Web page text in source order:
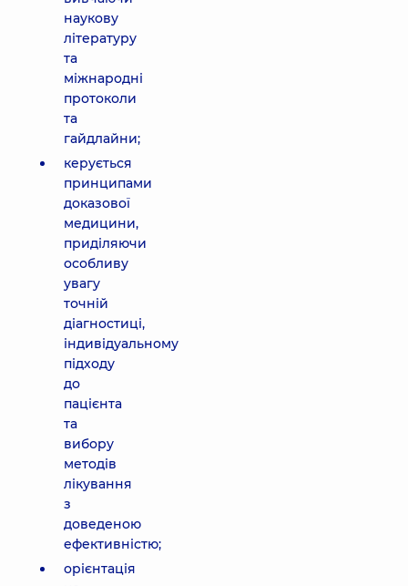
наукову
літературу
та
міжнародні
протоколи
та
гайдлайни;
керується
принципами
доказової
медицини,
приділяючи
особливу
увагу
точній
діагностиці,
індивідуальному
підходу
до
пацієнта
та
вибору
методів
лікування
з
доведеною
ефективністю;
орієнтація